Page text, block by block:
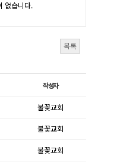
없습니다.
목록
작성자
불꽃교회
불꽃교회
불꽃교회